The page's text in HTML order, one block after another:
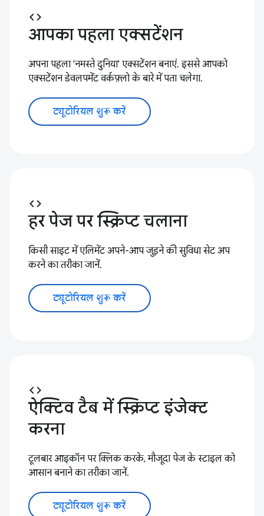
code
आपका पहला एक्सटेंशन
अपना पहला 'नमस्ते दुनिया' एक्सटेंशन बनाएं. इससे आपको
एक्सटेंशन डेवलपमेंट वर्कफ़्लो के बारे में पता चलेगा.
ट्यूटोरियल शुरू करें
code
हर पेज पर स्क्रिप्ट चलाना
किसी साइट में एलिमेंट अपने-आप जुड़ने की सुविधा सेट अप
करने का तरीका जानें.
ट्यूटोरियल शुरू करें
code
ऐक्टिव टैब में स्क्रिप्ट इंजेक्ट
करना
टूलबार आइकॉन पर क्लिक करके, मौजूदा पेज के स्टाइल को
आसान बनाने का तरीका जानें.
ट्यूटोरियल शुरू करें